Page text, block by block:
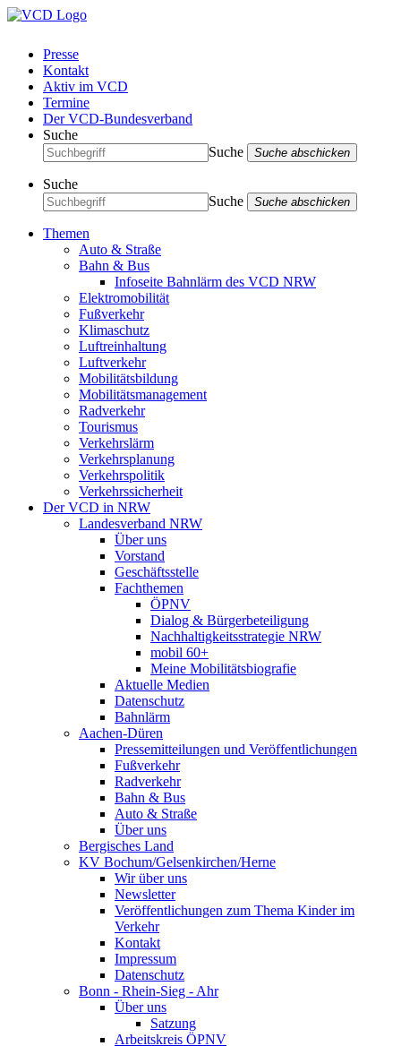
Presse
Kontakt
Aktiv im VCD
Termine
Der VCD-Bundesverband
Suche
Suche
Suche abschicken
Suche
Suche
Suche abschicken
Themen
Auto & Straße
Bahn & Bus
Infoseite Bahnlärm des VCD NRW
Elektromobilität
Fußverkehr
Klimaschutz
Luftreinhaltung
Luftverkehr
Mobilitätsbildung
Mobilitätsmanagement
Radverkehr
Tourismus
Verkehrslärm
Verkehrsplanung
Verkehrspolitik
Verkehrssicherheit
Der VCD in NRW
Landesverband NRW
Über uns
Vorstand
Geschäftsstelle
Fachthemen
ÖPNV
Dialog & Bürgerbeteiligung
Nachhaltigkeitsstrategie NRW
mobil 60+
Meine Mobilitätsbiografie
Aktuelle Medien
Datenschutz
Bahnlärm
Aachen-Düren
Pressemitteilungen und Veröffentlichungen
Fußverkehr
Radverkehr
Bahn & Bus
Auto & Straße
Über uns
Bergisches Land
KV Bochum/Gelsenkirchen/Herne
Wir über uns
Newsletter
Veröffentlichungen zum Thema Kinder im
Verkehr
Kontakt
Impressum
Datenschutz
Bonn - Rhein-Sieg - Ahr
Über uns
Satzung
Arbeitskreis ÖPNV